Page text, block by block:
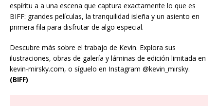
espíritu a a una escena que captura exactamente lo que es
BIFF: grandes películas, la tranquilidad isleña y un asiento en
primera fila para disfrutar de algo especial.
Descubre más sobre el trabajo de Kevin. Explora sus
ilustraciones, obras de galería y láminas de edición limitada en
kevin-mirsky.com, o síguelo en Instagram @kevin_mirsky.
(BIFF)